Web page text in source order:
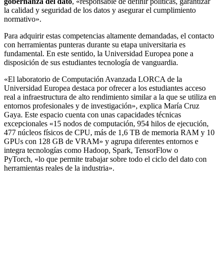
la calidad y seguridad de los datos y asegurar el cumplimiento
normativo».
Para adquirir estas competencias altamente demandadas, el contacto
con herramientas punteras durante su etapa universitaria es
fundamental. En este sentido, la Universidad Europea pone a
disposición de sus estudiantes tecnología de vanguardia.
«El laboratorio de Computación Avanzada LORCA de la
Universidad Europea destaca por ofrecer a los estudiantes acceso
real a infraestructura de alto rendimiento similar a la que se utiliza en
entornos profesionales y de investigación», explica María Cruz
Gaya. Este espacio cuenta con unas capacidades técnicas
excepcionales «15 nodos de computación, 954 hilos de ejecución,
477 núcleos físicos de CPU, más de 1,6 TB de memoria RAM y 10
GPUs con 128 GB de VRAM» y agrupa diferentes entornos e
integra tecnologías como Hadoop, Spark, TensorFlow o
PyTorch, «lo que permite trabajar sobre todo el ciclo del dato con
herramientas reales de la industria».